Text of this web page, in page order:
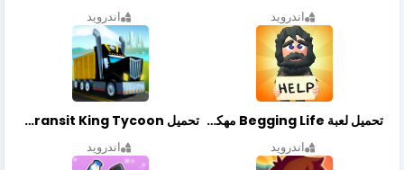
اندرويد اندرويد
تحميل لعبة Begging Life مهكرة أخر إصدار
اندرويد
تحميل Transit King Tycoon مهكرة أخر إصدار
اندرويد